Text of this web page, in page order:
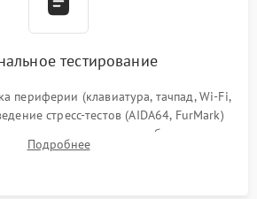
тестирование
периферии (клавиатура, тачпад, Wi-Fi,
стресс-тестов (AIDA64, FurMark)
режима и стабильности
под пиковой нагрузкой.
Подробнее